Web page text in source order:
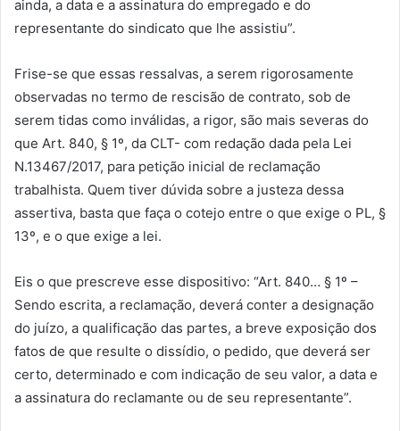
ainda, a data e a assinatura do empregado e do
representante do sindicato que lhe assistiu”.
Frise-se que essas ressalvas, a serem rigorosamente
observadas no termo de rescisão de contrato, sob de
serem tidas como inválidas, a rigor, são mais severas do
que Art. 840, § 1º, da CLT- com redação dada pela Lei
N.13467/2017, para petição inicial de reclamação
trabalhista. Quem tiver dúvida sobre a justeza dessa
assertiva, basta que faça o cotejo entre o que exige o PL, §
13º, e o que exige a lei.
Eis o que prescreve esse dispositivo: “Art. 840… § 1º –
Sendo escrita, a reclamação, deverá conter a designação
do juízo, a qualificação das partes, a breve exposição dos
fatos de que resulte o dissídio, o pedido, que deverá ser
certo, determinado e com indicação de seu valor, a data e
a assinatura do reclamante ou de seu representante”.